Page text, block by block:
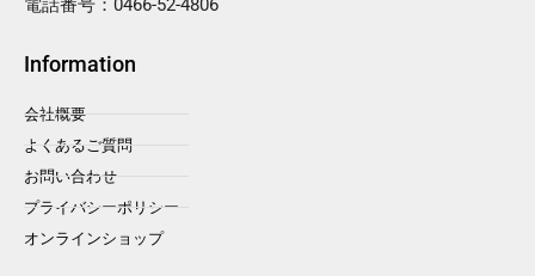
電話番号：0466-52-4806
Information
会社概要
よくあるご質問
お問い合わせ
プライバシーポリシー
オンラインショップ